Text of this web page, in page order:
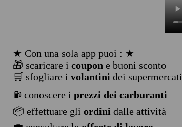
★ Con una sola app puoi : ★
🎁 scaricare i coupon e buoni sconto
🛒 sfogliare i volantini dei supermercati
⛽ conoscere i prezzi dei carburanti
📦 effettuare gli ordini dalle attività